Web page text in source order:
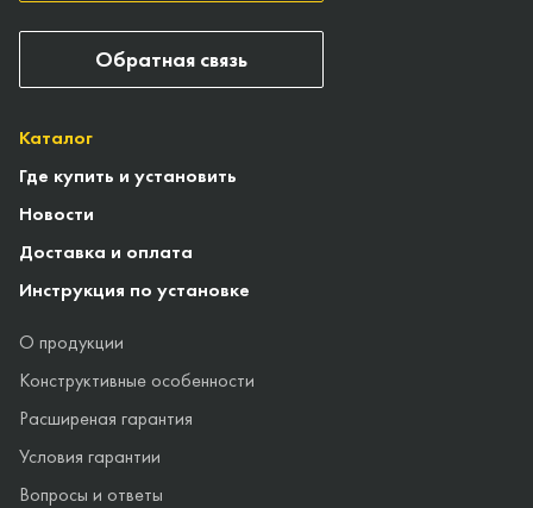
Каталог
Где купить и установить
Новости
Доставка и оплата
Инструкция по установке
О продукции
Конструктивные особенности
Расширеная гарантия
Условия гарантии
Вопросы и ответы
Обратная связь